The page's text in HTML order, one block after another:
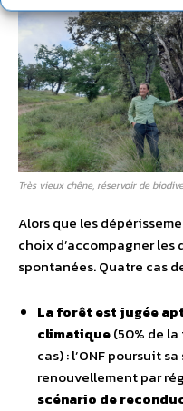
Très vieux chêne, réservoir de
Alors que les
choix d’accompagner
spontanées. Quatre cas
La forêt est jugée
climatique(50% de
cas) : l’ONF poursuit
renouvellement par
scénario de